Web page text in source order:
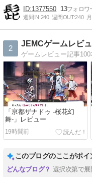
1377550 13
週間IN:240 週間OUT:240
2
JEMCゲームレビ
ゲームレビュー記事100
「亰都ザナドゥ -桜花幻
舞-」レビュー
19時間前
このブログのここがポイ
選択次第で